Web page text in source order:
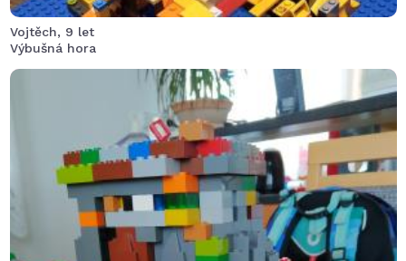
Vojtěch, 9 let
Výbušná hora
Syna moc bavilo stavění sopky na výbuch si musel
počkat protože jsem neměla doma jedlou sodu. Ale
výsledek ho moc bavil.